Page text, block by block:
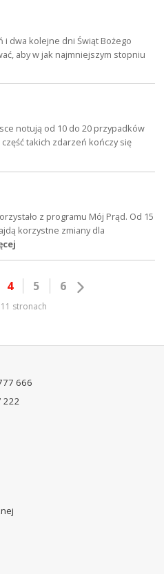
i dwa kolejne dni Świąt Bożego
aby w jak najmniejszym stopniu
notują od 10 do 20 przypadków
takich zdarzeń kończy się
z programu Mój Prąd. Od 15
korzystne zmiany dla
4 5 6
stronach
666
222